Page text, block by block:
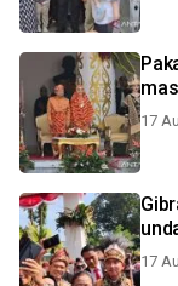
17
17